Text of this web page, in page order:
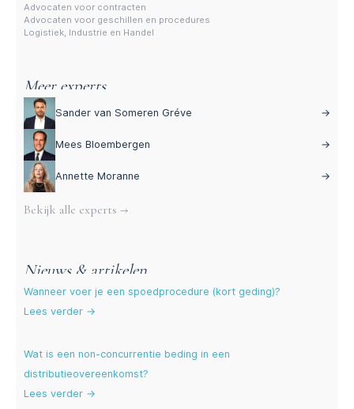
Advocaten voor contracten
Advocaten voor geschillen en procedures
Logistiek, Industrie en Handel
Meer experts
Sander van Someren Gréve →
Mees Bloembergen →
Annette Moranne →
Bekijk alle experts →
Nieuws & artikelen
Wanneer voer je een spoedprocedure (kort geding)?
Lees verder →
Wat is een non-concurrentie beding in een
distributieovereenkomst?
Lees verder →